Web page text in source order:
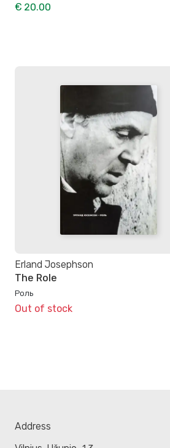
€ 20.00
Erland Josephson
The Role
Роль
Out of stock
Address